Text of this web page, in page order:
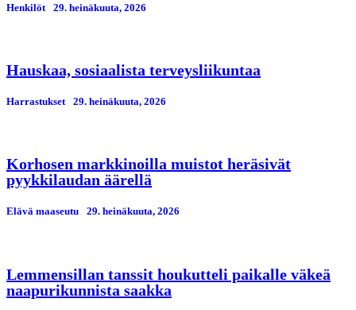
Henkilöt 29. heinäkuuta, 2026
Hauskaa, sosiaalista terveysliikuntaa
Harrastukset 29. heinäkuuta, 2026
Korhosen markkinoilla muistot heräsivät
pyykkilaudan äärellä
Elävä maaseutu 29. heinäkuuta, 2026
Lemmensillan tanssit houkutteli paikalle väkeä
naapurikunnista saakka